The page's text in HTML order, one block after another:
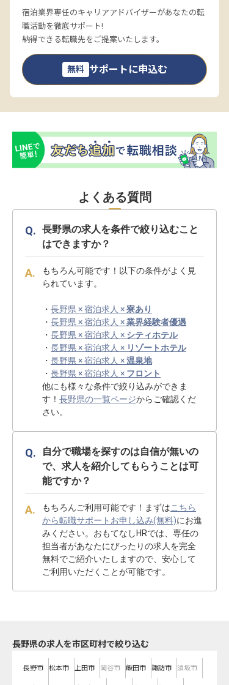
宿泊業界専任のキャリアアドバイザーがあなたの転
職活動を徹底サポート!
納得できる転職先をご提案いたします。
無料 サポートに申込む
よくある質問
長野県の求人を条件で絞り込むこと
はできますか？
もちろん可能です！以下の条件がよく見
られています。
・ 長野県 × 宿泊求人 ×寮あり
・ 長野県 × 宿泊求人 ×業界経験者優遇
・ 長野県 × 宿泊求人 × シティホテル
・ 長野県 × 宿泊求人 × リゾートホテル
・ 長野県 × 宿泊求人 ×温泉地
・ 長野県 × 宿泊求人 × フロント
他にも様々な条件で絞り込みができま
す！ 長野県の一覧ページからご確認くだ
さい。
自分で職場を探すのは自信が無いの
で、求人を紹介してもらうことは可
能ですか？
もちろんご利用可能です！まずはこちら
から転職サポートお申し込み(無料)にお進
みください。おもてなしHRでは、専任の
担当者があなたにぴったりの求人を完全
無料でご紹介いたしますので、安心して
ご利用いただくことが可能です。
長野県の求人を市区町村で絞り込む
長野市 松本市 上田市 岡谷市 飯田市 諏訪市 須坂市